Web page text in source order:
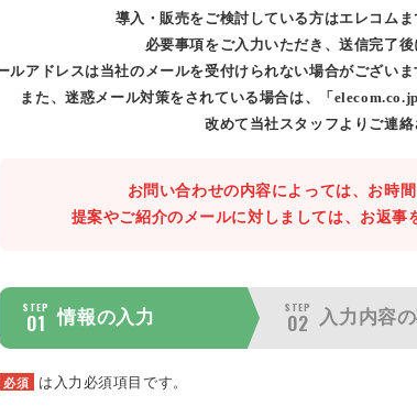
導入・販売をご検討している方はエレコム
必要事項をご入力いただき、送信完了
ルアドレスは当社のメールを受付けられない場合がござい
また、迷惑メール対策をされている場合は、「
改めて当社スタッフよりご連絡
お問い合わせの内容によっては、お時
提案やご紹介のメールに対しましては、お返事
STEP
01 情報の入力
STEP
02 入力内容の
必須 は入力必須項目です。